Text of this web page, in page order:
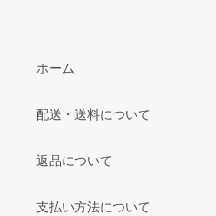
ホーム
配送・送料について
返品について
支払い方法について